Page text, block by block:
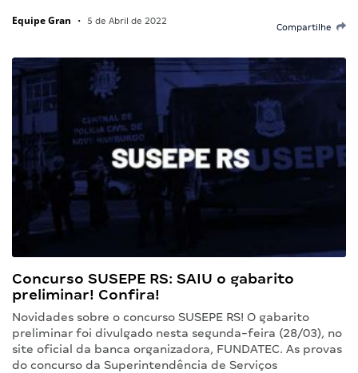
Equipe Gran • 5 de Abril de 2022
Compartilhe
Concurso SUSEPE RS: SAIU o gabarito
preliminar! Confira!
Novidades sobre o concurso SUSEPE RS! O gabarito
preliminar foi divulgado nesta segunda-feira (28/03), no
site oficial da banca organizadora, FUNDATEC. As provas
do concurso da Superintendência de Serviços